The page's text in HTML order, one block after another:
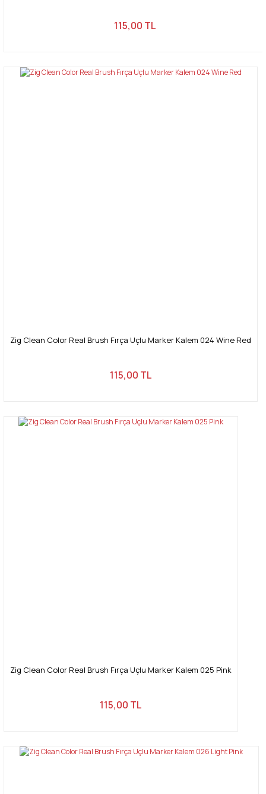
115,00 TL
Zig Clean Color Real Brush Fırça Uçlu Marker Kalem 024 Wine Red
115,00 TL
Zig Clean Color Real Brush Fırça Uçlu Marker Kalem 025 Pink
115,00 TL